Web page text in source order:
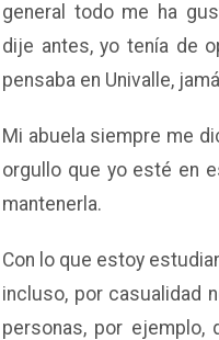
general todo me ha
dije antes, yo tenía de
pensaba en Univalle,
Mi abuela siempre me
orgullo que yo esté en
mantenerla.
Con lo que estoy
incluso, por casualidad
personas, por